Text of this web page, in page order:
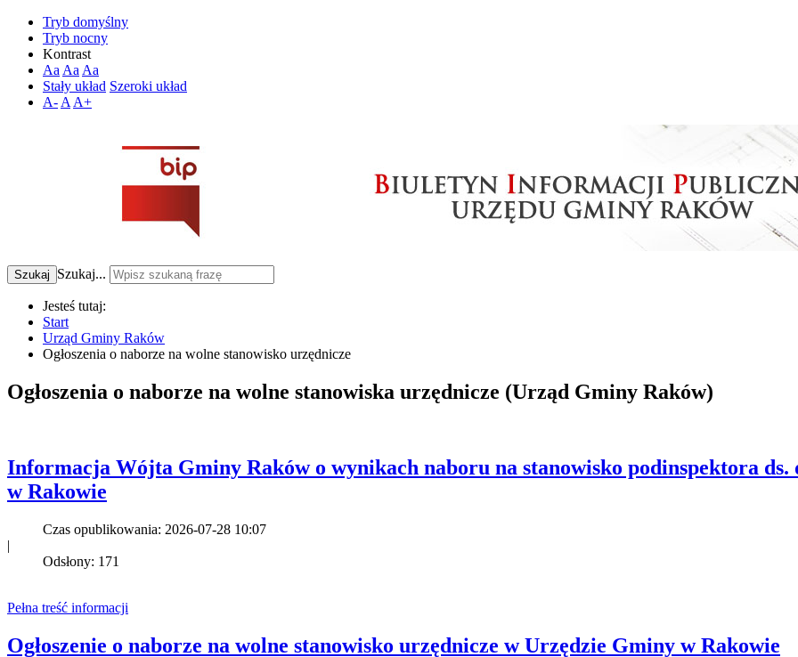
Tryb domyślny
Tryb nocny
Kontrast
Aa Aa Aa
Stały układ Szeroki układ
A- A A+
Szukaj Szukaj...
Jesteś tutaj:
Start
Urząd Gminy Raków
Ogłoszenia o naborze na wolne stanowisko urzędnicze
Ogłoszenia o naborze na wolne stanowiska urzędnicze (Urząd Gminy Raków)
Informacja Wójta Gminy Raków o wynikach naboru na stanowisko podinspektora ds.
w Rakowie
Czas opublikowania: 2026-07-28 10:07
|
Odsłony: 171
Pełna treść informacji
Ogłoszenie o naborze na wolne stanowisko urzędnicze w Urzędzie Gminy w Rakowie